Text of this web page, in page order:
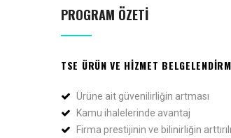
PROGRAM ÖZETI
TSE ÜRÜN VE HIZMET
Ürüne ait güvenilirliğin artması
Kamu ihalelerinde avantaj
Firma prestijinin ve bilinirliğin